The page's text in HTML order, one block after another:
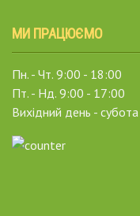
МИ ПРАЦЮЄМО
Пн. - Чт. 9:00 - 18:00
Пт. - Нд. 9:00 - 17:00
Вихідний день - субота